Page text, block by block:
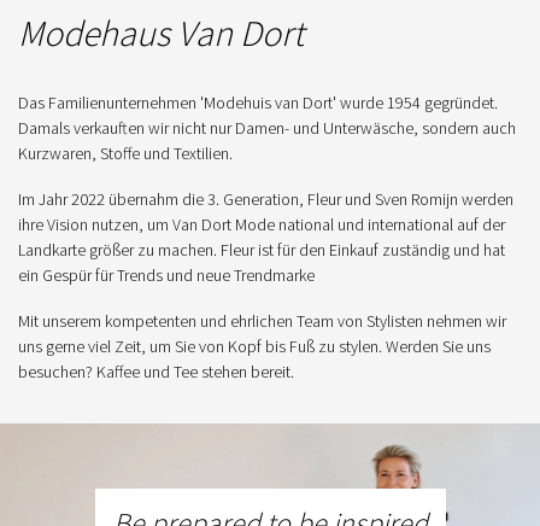
Modehaus Van Dort
Das Familienunternehmen 'Modehuis van Dort' wurde 1954 gegründet.
Damals verkauften wir nicht nur Damen- und Unterwäsche, sondern auch
Kurzwaren, Stoffe und Textilien.
Im Jahr 2022 übernahm die 3. Generation, Fleur und Sven Romijn werden
ihre Vision nutzen, um Van Dort Mode national und international auf der
Landkarte größer zu machen. Fleur ist für den Einkauf zuständig und hat
ein Gespür für Trends und neue Trendmarke
Mit unserem kompetenten und ehrlichen Team von Stylisten nehmen wir
uns gerne viel Zeit, um Sie von Kopf bis Fuß zu stylen. Werden Sie uns
besuchen? Kaffee und Tee stehen bereit.